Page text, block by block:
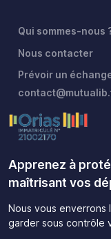
Qui sommes-nous
Nous contacter
Prévoir un
Apprenez à
maîtrisant vos
Nous vous
garder sous contrôle